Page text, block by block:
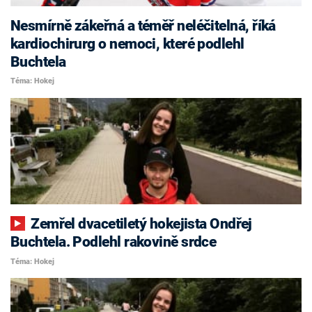
Nesmírně zákeřná a téměř neléčitelná, říká
kardiochirurg o nemoci, které podlehl
Buchtela
Téma: Hokej
Zemřel dvacetiletý hokejista Ondřej
Buchtela. Podlehl rakovině srdce
Téma: Hokej